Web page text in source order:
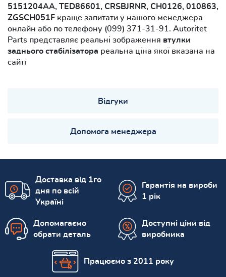
5151204AA, TED86601, CRSBJRNR, CH0126, 010863,
ZGSCH051F краще запитати у нашого менеджера
онлайн або по телефону (099) 371-31-91. Autoritet
Parts представляє реальні зображення втулки
заднього стабілізатора реальна ціна якої вказана на
сайті
Відгуки
Допомога менеджера
Доставка від 1го
дня по всій
Україні
Гарантія на вироби
1 рік
Допомагаємо
обрати деталь
Доступні ціни від
виробника
Працюємо з 2011 року